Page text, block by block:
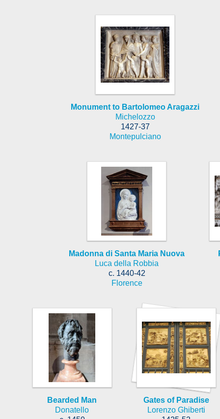
Monument to Bartolomeo Aragazzi
Michelozzo
1427-37
Montepulciano
Madonna di Santa Maria Nuova
Luca della Robbia
c. 1440-42
Florence
Bearded Man
Donatello
Gates of Paradise
Lorenzo Ghiberti